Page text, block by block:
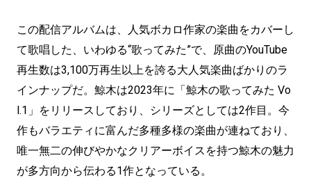
この配信アルバムは、人気ボカロ作家の楽曲をカバーし
て歌唱した、いわゆる“歌ってみた”で、原曲のYouTube
再生数は3,100万再生以上を誇る大人気楽曲ばかりのラ
インナップだ。鯨木は2023年に「鯨木の歌ってみた Vo
l.1」をリリースしており、シリーズとしては2作目。今
作もバラエティに富んだ多種多様の楽曲が連ねており、
唯一無二の伸びやかなクリアーボイスを持つ鯨木の魅力
が多方向から伝わる1作となっている。